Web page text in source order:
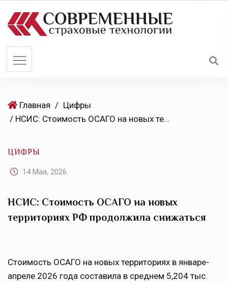
Главная / Цифры
/ НСИС: Стоимость ОСАГО на новых территориях РФ продолжила снижаться
ЦИФРЫ
14 Мая, 2026
НСИС: Стоимость ОСАГО на новых
территориях РФ продолжила снижаться
Стоимость ОСАГО на новых территориях в январе-
апреле 2026 года составила в среднем 5,204 тыс.